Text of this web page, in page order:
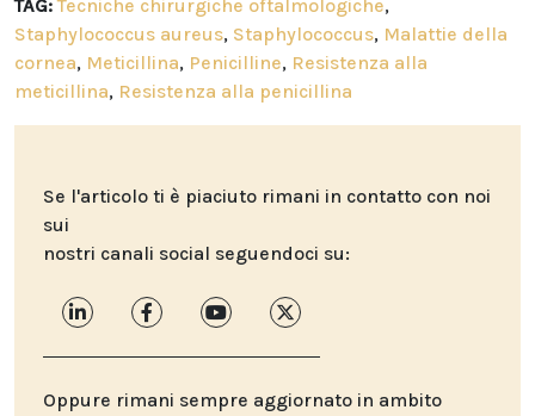
TAG: Tecniche chirurgiche oftalmologiche,
Staphylococcus aureus, Staphylococcus, Malattie della
cornea, Meticillina, Penicilline, Resistenza alla
meticillina, Resistenza alla penicillina
Se l'articolo ti è piaciuto rimani in contatto con noi
sui
nostri canali social seguendoci su:
Oppure rimani sempre aggiornato in ambito